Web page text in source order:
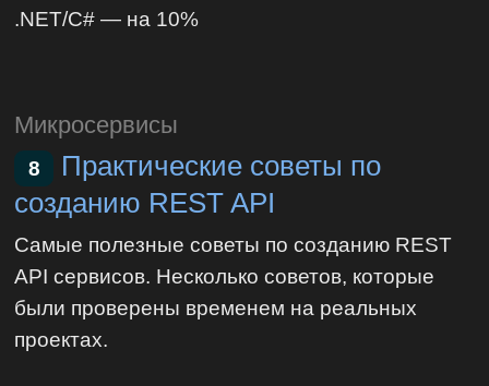
.NET/C# — на 10%
Микросервисы
8
Практические советы по
созданию REST API
Самые полезные советы по созданию REST
API сервисов. Несколько советов, которые
были проверены временем на реальных
проектах.